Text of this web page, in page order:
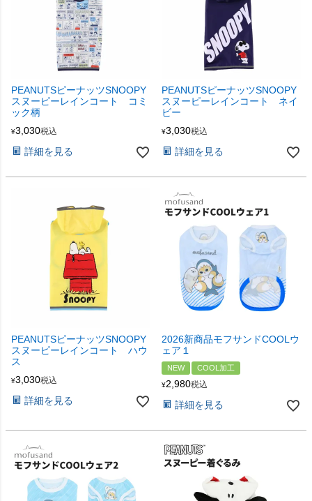
PEANUTSピーナッツSNOOPY
スヌーピーレインコート コミ
ック柄
¥3,030税込
詳細を見る
PEANUTSピーナッツSNOOPY
スヌーピーレインコート ネイ
ビー
¥3,030税込
詳細を見る
PEANUTSピーナッツSNOOPY
スヌーピーレインコート ハウ
ス
¥3,030税込
詳細を見る
2026新商品モフサンドCOOLウ
ェア１
NEW COOL加工
¥2,980税込
詳細を見る